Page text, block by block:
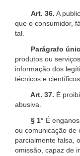
Art. 36. A
que o consumidor,
tal.
Parágrafo
produtos ou
informação dos
técnicos e
Art. 37. É
abusiva.
§ 1° É
ou comunicação de
parcialmente falsa,
omissão, capaz de